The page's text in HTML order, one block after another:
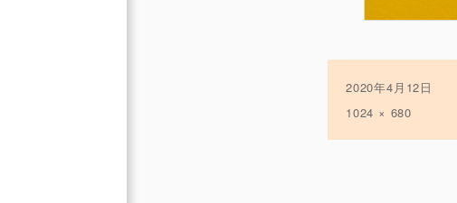
投
稿
2020年4月12日
フ
1024 × 680